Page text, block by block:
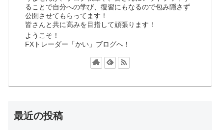
ることで自分への学び、復習にもなるので包み隠さず
公開させてもらってます！
皆さんと共に高みを目指して頑張ります！
ようこそ！
FXトレーダー「かい」ブログへ！
最近の投稿